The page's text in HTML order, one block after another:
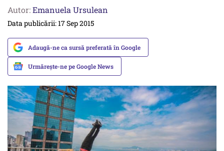
Autor:Emanuela Ursulean
Data publicării: 17 Sep 2015
Adaugă-ne ca sursă preferată în Google
Urmărește-ne pe Google News